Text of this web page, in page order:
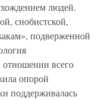
людей.
снобистской,
подверженной
всего
опорой
поддерживалась